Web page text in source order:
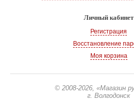
Личный кабинет
Регистрация
Восстановление
Моя корзина
© 2008-2026, «Магазин
г. Волгодонск